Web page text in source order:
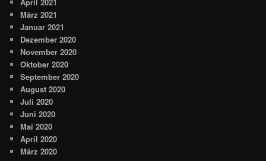
März 2021
Januar 2021
Dezember 2020
November 2020
Oktober 2020
September 2020
August 2020
Juli 2020
Juni 2020
Mai 2020
April 2020
März 2020